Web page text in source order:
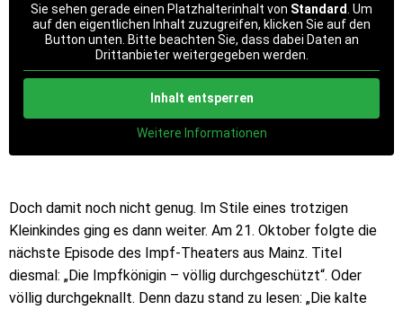
Sie sehen gerade einen Platzhalterinhalt von Standard . Um
auf den eigentlichen Inhalt zuzugreifen, klicken Sie auf den
Button unten. Bitte beachten Sie, dass dabei Daten an
Drittanbieter weitergegeben werden.
Inhalt entsperren
Weitere Informationen
Doch damit noch nicht genug. Im Stile eines trotzigen
Kleinkindes ging es dann weiter. Am 21. Oktober folgte die
nächste Episode des Impf-Theaters aus Mainz. Titel
diesmal: „Die Impfkönigin – völlig durchgeschützt“. Oder
völlig durchgeknallt. Denn dazu stand zu lesen: „Die kalte